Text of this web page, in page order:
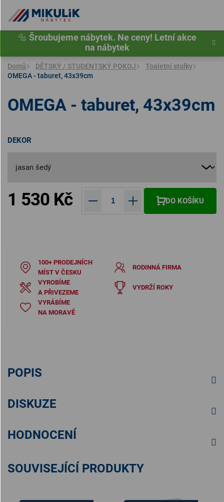
obsah
🔩 Šroubujeme nábytek. Ne ceny! Letní akce
na nábytek
Domů DĚTSKÝ / STUDENTSKÝ POKOJ
Toaletní stolky
OMEGA - taburet, 43x39cm
DEKOR
1 530 Kč DO KOŠÍKU
OMEGA - taburet, 43x39cm
100+ PRODEJNÍCH
MÍST V ČESKU
RODINNÁ FIRMA
VYROBÍME
A PŘIVEZEME
VYDRŽÍ ROKY
VYRÁBÍME
NA MORAVĚ
POPIS
DISKUZE
HODNOCENÍ
SOUVISEJÍCÍ PRODUKTY